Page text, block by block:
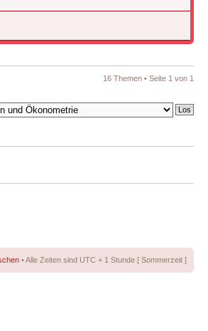
16 Themen • Seite 1 von 1
• Alle Zeiten sind UTC + 1 Stunde [ Sommerzeit ]